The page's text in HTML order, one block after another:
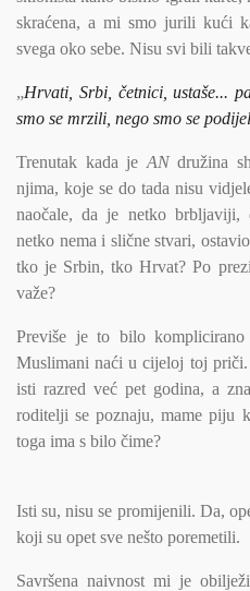
skraćena, a mi smo jurili kući
svega oko sebe. Nisu svi bili
„Hrvati, Srbi, četnici, ustaše...
smo se mrzili, nego smo se
Trenutak kada je ANdružina
njima, koje se do tada nisu
naočale, da je netko brbljaviji,
netko nema i slične stvari,
tko je Srbin, tko Hrvat? Po
važe?
Previše je to bilo
Muslimani naći u cijeloj toj
isti razred već pet godina, a
roditelji se poznaju, mame piju
toga ima s bilo čime?
Isti su, nisu se promijenili. Da,
koji su opet sve nešto poremetili.
Savršena naivnost mi je